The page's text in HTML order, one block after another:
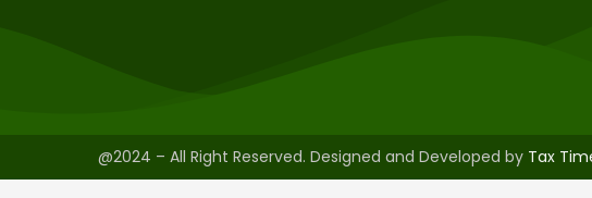
@2024 – All Right Reserved. Designed and Developed by Tax